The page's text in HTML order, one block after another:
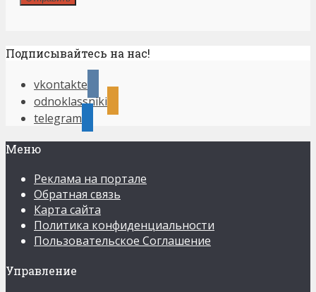
Подписывайтесь на нас!
vkontakte
odnoklassniki
telegram
Меню
Реклама на портале
Обратная связь
Карта сайта
Политика конфиденциальности
Пользовательское Соглашение
Управление